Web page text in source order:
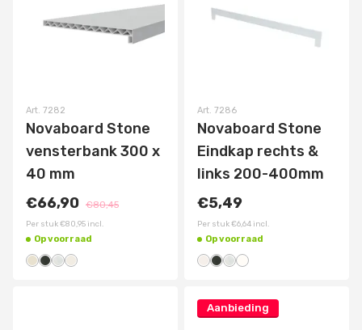
Art. 7282
Novaboard Stone
vensterbank 300 x
40 mm
€66,90 €80,45
Per stuk€80,95 incl.
Op voorraad
Art. 7286
Novaboard Stone
Eindkap rechts &
links 200-400mm
€5,49
Per stuk€6,64 incl.
Op voorraad
Aanbieding